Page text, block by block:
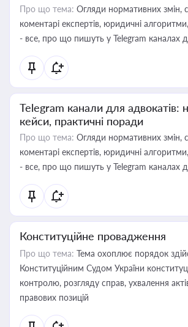
Про що тема: Огляди нормативних змін,
коментарі експертів, юридичні
- все, про що пишуть у Telegram каналах
Telegram канали для адвокатів:
кейси, практичні поради
Про що тема: Огляди нормативних змін,
коментарі експертів, юридичні
- все, про що пишуть у Telegram каналах
Конституційне провадження
Про що тема: Тема охоплює порядок
Конституційним Судом України
контролю, розгляду справ, ухвалення
правових позицій